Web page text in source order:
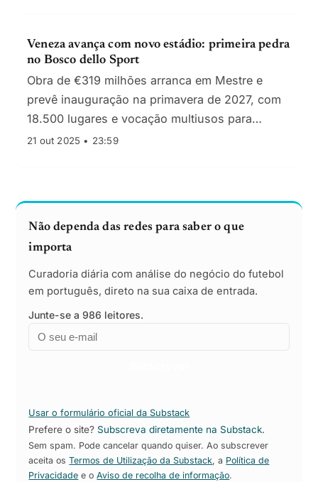
Veneza avança com novo estádio: primeira pedra
no Bosco dello Sport
Obra de €319 milhões arranca em Mestre e
prevê inauguração na primavera de 2027, com
18.500 lugares e vocação multiusos para
maximizar receitas.
21 out 2025 • 23:59
Não dependa das redes para saber o que
importa
Curadoria diária com análise do negócio do futebol
em português, direto na sua caixa de entrada.
Junte-se a 986 leitores.
Email
Empresa
Usar o formulário oficial da Substack
Prefere o site?Subscreva diretamente na Substack.
Sem spam. Pode cancelar quando quiser. Ao subscrever
aceita osTermos de Utilização da Substack, a Política de
Privacidade e oAviso de recolha de informação.